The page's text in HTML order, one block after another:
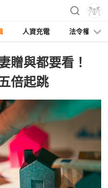
人資充電 法令權益
贈與都要看！
倍起跳